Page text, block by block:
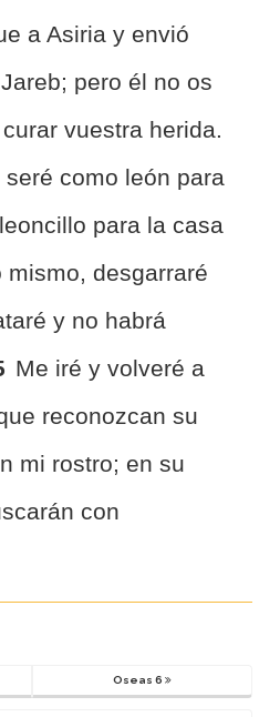
a Asiria y envió
pero él no os
vuestra herida.
seré como león para
para la casa
mismo, desgarraré
y no habrá
Me iré y volveré a
reconozcan su
mi rostro; en su
con
Oseas 6